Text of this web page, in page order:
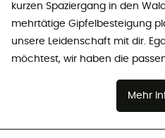
kurzen Spaziergang in den
mehrtätige Gipfelbesteigung
unsere Leidenschaft mit dir.
möchtest, wir haben die
Mehr